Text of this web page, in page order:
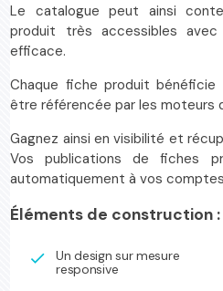
Le catalogue peut ainsi
produit très accessibles
efficace.
Chaque fiche produit
être référencée par les moteurs
Gagnez ainsi en visibilité et
Vos publications de fiches
automatiquement à vos
Éléments de construction :
check
Un design sur mesure
responsive